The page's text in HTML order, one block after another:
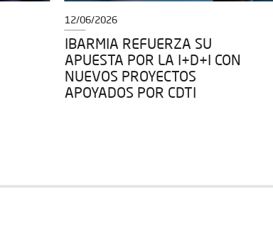
12/06/2026
IBARMIA REFUERZA SU
APUESTA POR LA I+D+I CON
NUEVOS PROYECTOS
APOYADOS POR CDTI